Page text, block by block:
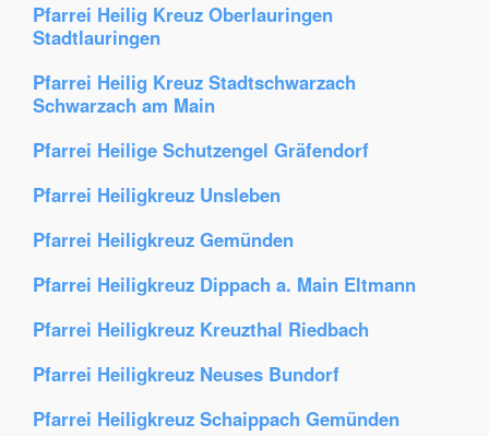
Pfarrei Heilig Kreuz Oberlauringen
Stadtlauringen
Pfarrei Heilig Kreuz Stadtschwarzach
Schwarzach am Main
Pfarrei Heilige Schutzengel Gräfendorf
Pfarrei Heiligkreuz Unsleben
Pfarrei Heiligkreuz Gemünden
Pfarrei Heiligkreuz Dippach a. Main Eltmann
Pfarrei Heiligkreuz Kreuzthal Riedbach
Pfarrei Heiligkreuz Neuses Bundorf
Pfarrei Heiligkreuz Schaippach Gemünden